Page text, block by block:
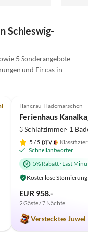
Schleswig-
5 Sonderangebote
und Fincas in
Hanerau-Hademarschen
Ferienhaus
3 Schlafzimmer· 1
5 / 5
Schnellantworter
5% Rabatt· Last
Kostenlose Stornierung
EUR 958.-
2 Gäste / 7 Nächte
Verstecktes Juwel